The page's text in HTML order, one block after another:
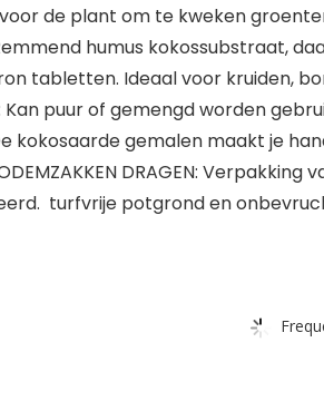
de plant om te kweken
Remmend humus
tabletten. Ideaal voor kruiden,
Kan puur of gemengd worden
kokosaarde gemalen maakt je
DRAGEN:
turfvrije potgrond en